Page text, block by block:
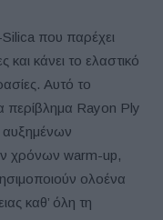
που παρέχει
και κάνει το ελαστικό
Αυτό το
περίβλημα Rayon Ply
αυξημένων
χρόνων warm-up,
ολοένα
καθ’ όλη τη